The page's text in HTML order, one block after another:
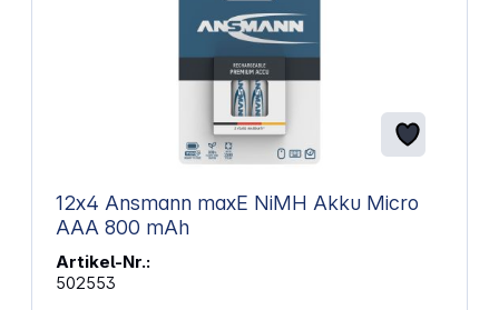
12x4 Ansmann maxE NiMH Akku Micro
AAA 800 mAh
Artikel-Nr.:
502553